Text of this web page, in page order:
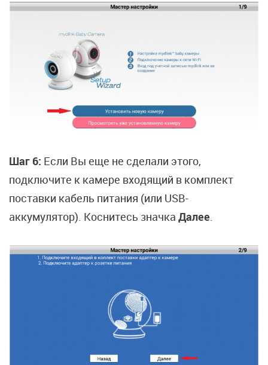
Шаг 6: Если Вы еще не сделали этого,
подключите к камере входящий в комплект
поставки кабель питания (или USB-
аккумулятор). Коснитесь значка Далее